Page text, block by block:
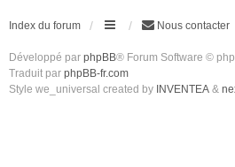
Index du forum Nous contacter
Développé par phpBB® Forum Software ©
Traduit par phpBB-fr.com
Style we_universal created by INVENTEA &